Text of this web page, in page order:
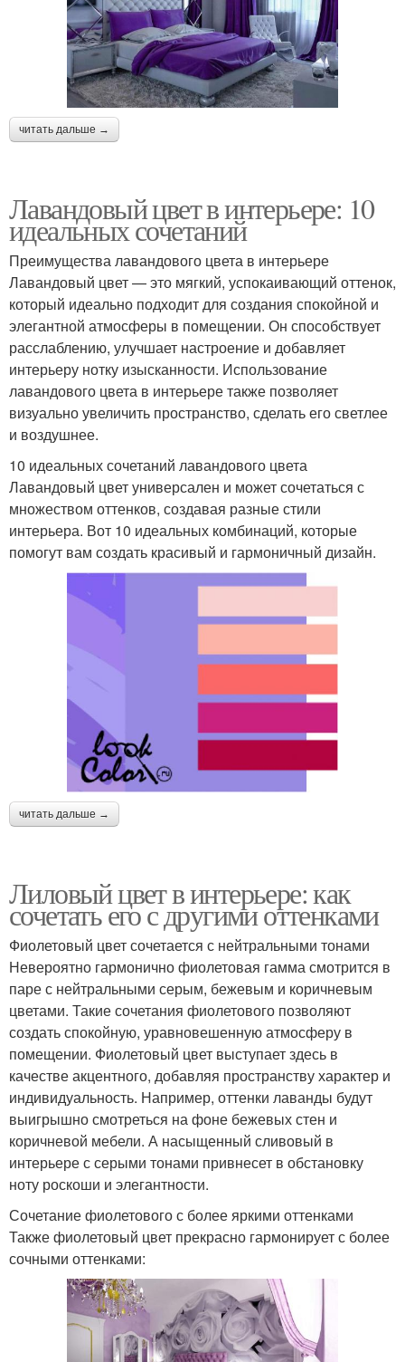
читать дальше →
Лавандовый цвет в интерьере: 10
идеальных сочетаний
Преимущества лавандового цвета в интерьере
Лавандовый цвет — это мягкий, успокаивающий оттенок,
который идеально подходит для создания спокойной и
элегантной атмосферы в помещении. Он способствует
расслаблению, улучшает настроение и добавляет
интерьеру нотку изысканности. Использование
лавандового цвета в интерьере также позволяет
визуально увеличить пространство, сделать его светлее
и воздушнее.
10 идеальных сочетаний лавандового цвета
Лавандовый цвет универсален и может сочетаться с
множеством оттенков, создавая разные стили
интерьера. Вот 10 идеальных комбинаций, которые
помогут вам создать красивый и гармоничный дизайн.
читать дальше →
Лиловый цвет в интерьере: как
сочетать его с другими оттенками
Фиолетовый цвет сочетается с нейтральными тонами
Невероятно гармонично фиолетовая гамма смотрится в
паре с нейтральными серым, бежевым и коричневым
цветами. Такие сочетания фиолетового позволяют
создать спокойную, уравновешенную атмосферу в
помещении. Фиолетовый цвет выступает здесь в
качестве акцентного, добавляя пространству характер и
индивидуальность. Например, оттенки лаванды будут
выигрышно смотреться на фоне бежевых стен и
коричневой мебели. А насыщенный сливовый в
интерьере с серыми тонами привнесет в обстановку
ноту роскоши и элегантности.
Сочетание фиолетового с более яркими оттенками
Также фиолетовый цвет прекрасно гармонирует с более
сочными оттенками: